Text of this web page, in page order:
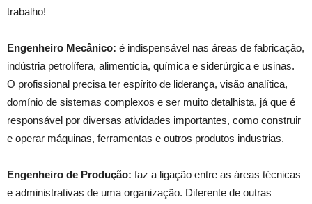
trabalho!
Engenheiro Mecânico: é indispensável nas áreas de fabricação,
indústria petrolífera, alimentícia, química e siderúrgica e usinas.
O profissional precisa ter espírito de liderança, visão analítica,
domínio de sistemas complexos e ser muito detalhista, já que é
responsável por diversas atividades importantes, como construir
e operar máquinas, ferramentas e outros produtos industrias.
Engenheiro de Produção: faz a ligação entre as áreas técnicas
e administrativas de uma organização. Diferente de outras